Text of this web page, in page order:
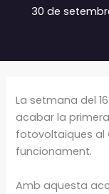
30 de
La setmana del
acabar la
fotovoltaiques al
funcionament.
Amb aquesta